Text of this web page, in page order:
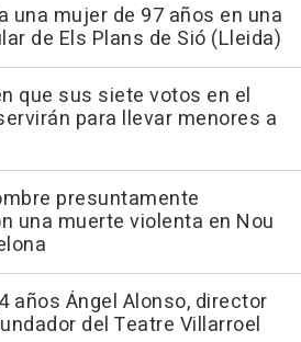
una mujer de 97 años en una
de Els Plans de Sió (Lleida)
que sus siete votos en el
para llevar menores a
presuntamente
una muerte violenta en Nou
años Ángel Alonso, director
del Teatre Villarroel